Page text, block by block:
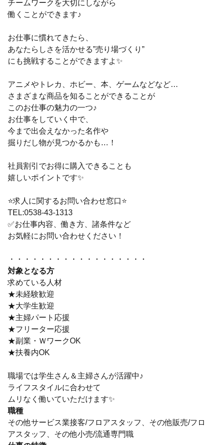
チームワークを大切にしながら
働くことができます♪
お仕事に慣れてきたら、
あなたらしさを活かせる”売り場づくり”
にも挑戦することができますよ✨
アニメやトレカ、ホビー、本、ゲームなどなど…
さまざまな商品を知ることができることが
このお仕事の魅力の一つ♪
お仕事をしていく中で、
今まで出会えなかった名作や
掘りだし物が見つかるかも…！
社員割引でお得に購入できることも
嬉しいポイントです✨
⭐求人に関するお問い合わせ窓口⭐
TEL:0538-43-1313
✅お仕事内容、働き方、諸条件など
お気軽にお問い合わせください！
・・・・・・・・・・・・・・・・・・
対象となる方
求めている人材
★未経験歓迎
★大学生歓迎
★主婦パート応援
★フリーター応援
★副業・ＷワークOK
★扶養内OK
職場では学生さん＆主婦さんが活躍中♪
ライフスタイルに合わせて
ムリなく働いていただけます✨
職種
その他サービス業接客/フロアスタッフ、その他販売/フロ
アスタッフ、その他小売/流通専門職